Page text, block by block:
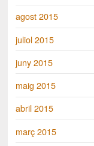
agost 2015
juliol 2015
juny 2015
maig 2015
abril 2015
març 2015